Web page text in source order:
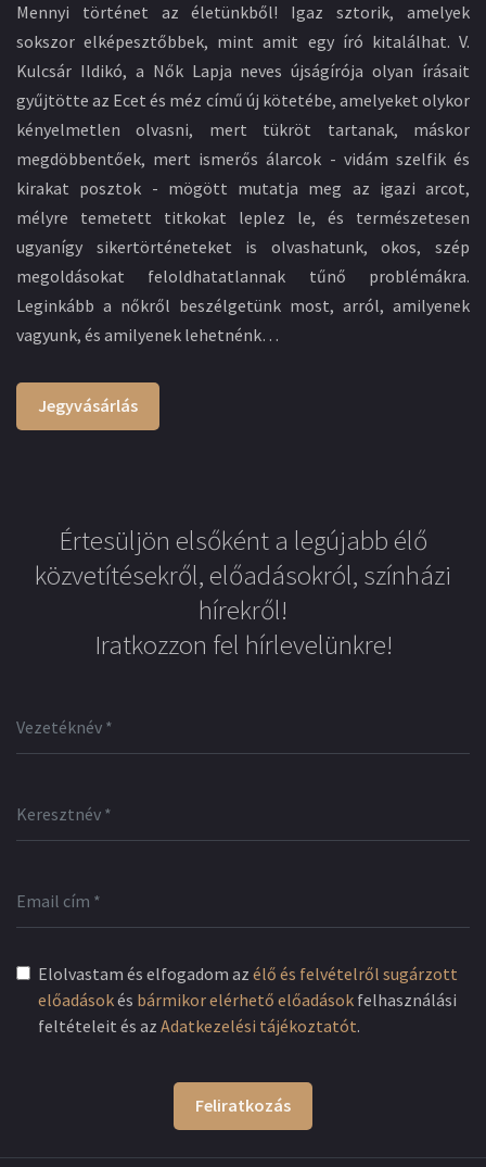
Mennyi történet az életünkből! Igaz sztorik, amelyek
sokszor elképesztőbbek, mint amit egy író kitalálhat. V.
Kulcsár Ildikó, a Nők Lapja neves újságírója olyan írásait
gyűjtötte az Ecet és méz című új kötetébe, amelyeket olykor
kényelmetlen olvasni, mert tükröt tartanak, máskor
megdöbbentőek, mert ismerős álarcok - vidám szelfik és
kirakat posztok - mögött mutatja meg az igazi arcot,
mélyre temetett titkokat leplez le, és természetesen
ugyanígy sikertörténeteket is olvashatunk, okos, szép
megoldásokat feloldhatatlannak tűnő problémákra.
Leginkább a nőkről beszélgetünk most, arról, amilyenek
vagyunk, és amilyenek lehetnénk…
Jegyvásárlás
Értesüljön elsőként a legújabb élő
közvetítésekről, előadásokról, színházi
hírekről!
Iratkozzon fel hírlevelünkre!
Elolvastam és elfogadom az élő és felvételről sugárzott
előadásokés bármikor elérhető előadások felhasználási
feltételeit és az Adatkezelési tájékoztatót.
Feliratkozás